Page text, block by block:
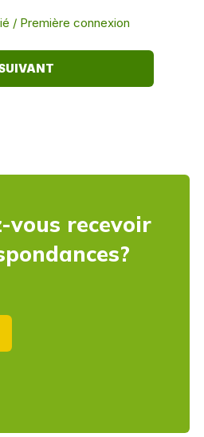
/ Première connexion
vous recevoir